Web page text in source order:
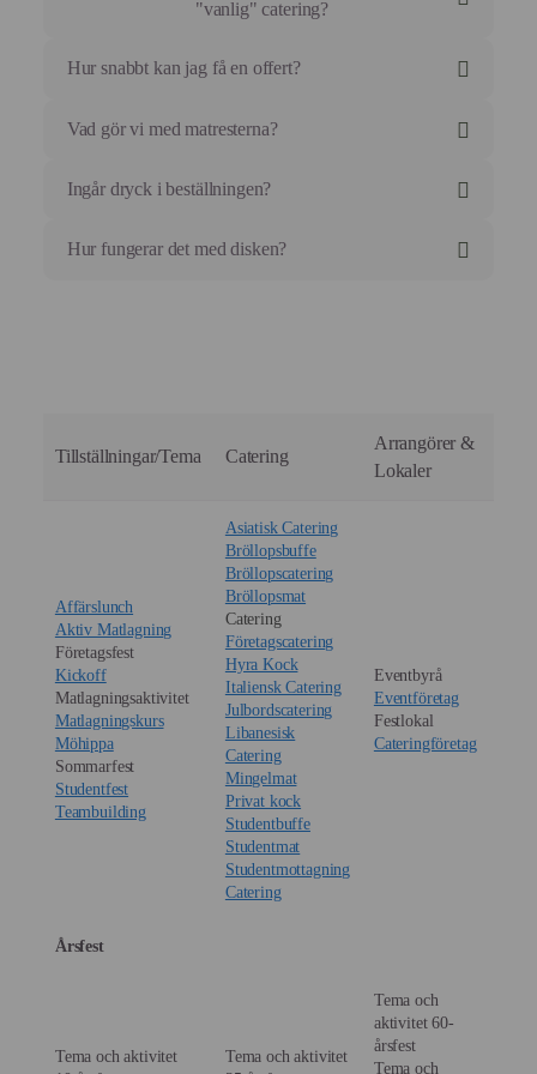
"vanlig" catering?
Hur snabbt kan jag få en offert?
Vad gör vi med matresterna?
Ingår dryck i beställningen?
Hur fungerar det med disken?
Tillställningar/Tema Catering
Arrangörer &
Lokaler
Affärslunch
Aktiv Matlagning
Företagsfest
Kickoff
Matlagningsaktivitet
Matlagningskurs
Möhippa
Sommarfest
Studentfest
Teambuilding
Asiatisk Catering
Bröllopsbuffe
Bröllopscatering
Bröllopsmat
Catering
Företagscatering
Hyra Kock
Italiensk Catering
Julbordscatering
Libanesisk
Catering
Mingelmat
Privat kock
Studentbuffe
Studentmat
Studentmottagning
Catering
Eventbyrå
Eventföretag
Festlokal
Cateringföretag
Årsfest
Tema och aktivitet
Tema och aktivitet
Tema och
aktivitet 60-
årsfest
Tema och